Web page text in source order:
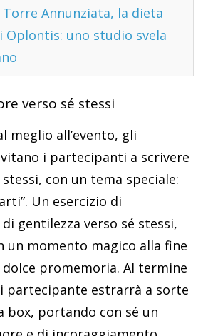
Torre Annunziata, la dieta
uno studio svela
verso sé stessi
meglio all’evento, gli
i partecipanti a scrivere
con un tema speciale:
Un esercizio di
gentilezza verso sé stessi,
un momento magico alla fine
promemoria. Al termine
partecipante estrarrà a sorte
box, portando con sé un